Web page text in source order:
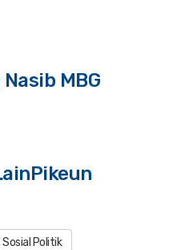
MBG
Sosial Politik